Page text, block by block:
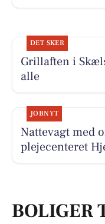
DET SKER
Grillaften i
alle
JOBNYT
Nattevagt med
plejecenteret
BOLIGER